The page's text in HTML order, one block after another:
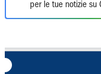
per le tue notizie su